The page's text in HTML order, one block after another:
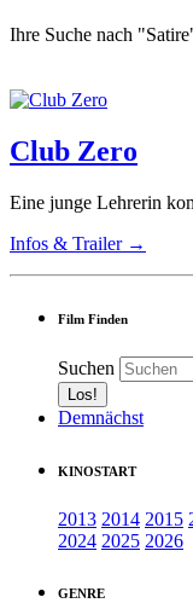
Ihre Suche nach
Club Zero
Eine junge Lehrerin
Infos & Trailer →
Film Finden
Suchen
Demnächst
KINOSTART
2013 2014 2015
2024 2025 2026
GENRE